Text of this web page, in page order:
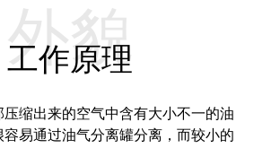
工作原理
外貌
压缩出来的空气中含有大小不一的油
易通过油气分离罐分离，而较小的